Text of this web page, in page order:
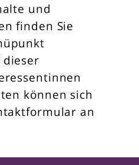
und
finden Sie
dieser
können sich
an